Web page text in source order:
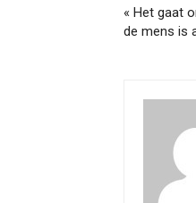
« Het gaat
de mens is